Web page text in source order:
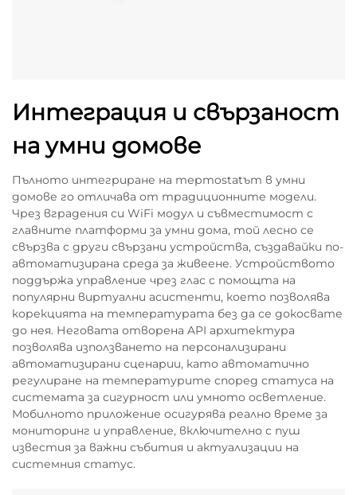
Интеграция и свързаност
на умни домове
Пълното интегриране на терmostatът в умни
домове го отличава от традиционните модели.
Чрез вградения си WiFi модул и съвместимост с
главните платформи за умни дома, той лесно се
свързва с други свързани устройства, създавайки по-
автоматизирана среда за живеене. Устройството
поддържа управление чрез глас с помощта на
популярни виртуални асистенти, което позволява
корекцията на температурата без да се докосвате
до нея. Неговата отворена API архитектура
позволява използването на персонализирани
автоматизирани сценарии, като автоматично
регулиране на температурите според статуса на
системата за сигурност или умното осветление.
Мобилното приложение осигурява реално време за
мониторинг и управление, включително с пуш
известия за важни събития и актуализации на
системния статус.